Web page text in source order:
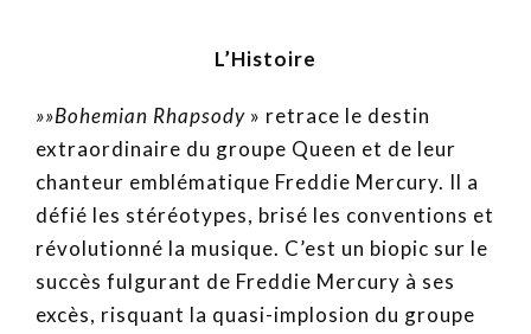
L’Histoire
»»Bohemian Rhapsody » retrace le destin
extraordinaire du groupe Queen et de leur
chanteur emblématique Freddie Mercury. Il a
défié les stéréotypes, brisé les conventions et
révolutionné la musique. C’est un biopic sur le
succès fulgurant de Freddie Mercury à ses
excès, risquant la quasi-implosion du groupe